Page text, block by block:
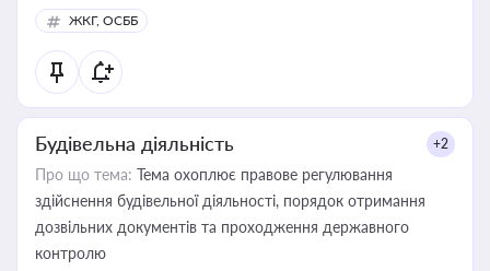
ЖКГ, ОСББ
Будівельна діяльність +2
Про що тема: Тема охоплює правове регулювання
здійснення будівельної діяльності, порядок отримання
дозвільних документів та проходження державного
контролю